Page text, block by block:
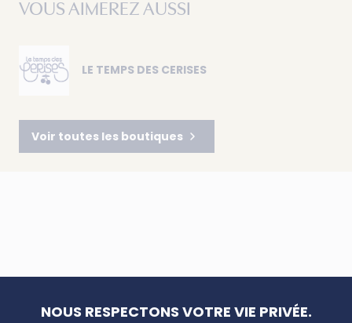
VOUS AIMEREZ AUSSI
LE TEMPS DES CERISES
Voir toutes les boutiques
NOUS RESPECTONS VOTRE VIE PRIVÉE.